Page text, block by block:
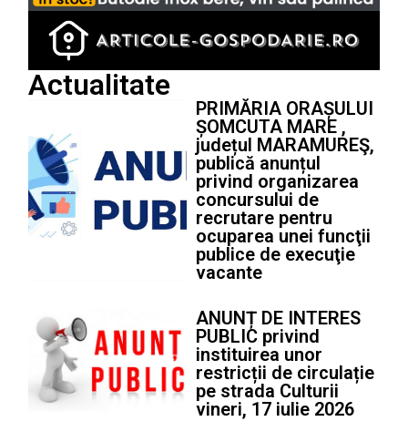
Actualitate
PRIMĂRIA ORAȘULUI
ȘOMCUTA MARE ,
județul MARAMUREŞ,
publică anunțul
privind organizarea
concursului de
recrutare pentru
ocuparea unei funcţii
publice de execuţie
vacante
ANUNȚ DE INTERES
PUBLIC privind
instituirea unor
restricții de circulație
pe strada Culturii
vineri, 17 iulie 2026